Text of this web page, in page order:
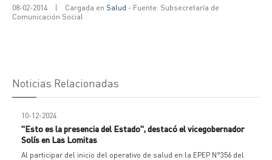
08-02-2014 | Cargada en Salud - Fuente: Subsecretaría de
Comunicación Social
Noticias Relacionadas
10-12-2024
"Esto es la presencia del Estado", destacó el vicegobernador
Solís en Las Lomitas
Al participar del inicio del operativo de salud en la EPEP N°356 del